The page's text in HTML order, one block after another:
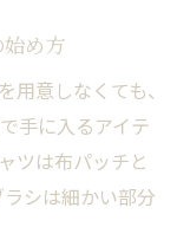
め方
意しなくても、
手に入るアイテ
ツは布パッチと
シは細かい部分